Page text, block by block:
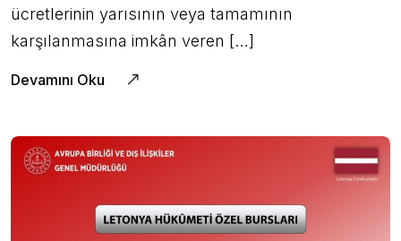
ücretlerinin yarısının veya tamamının
karşılanmasına imkân veren […]
Devamını Oku